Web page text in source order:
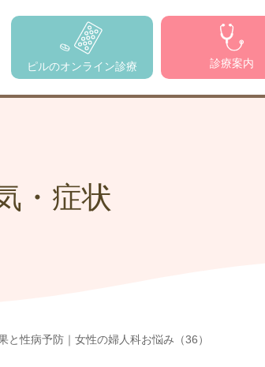
ピルのオンライン診療 診療案内
・症状
性病予防｜女性の婦人科お悩み（36）